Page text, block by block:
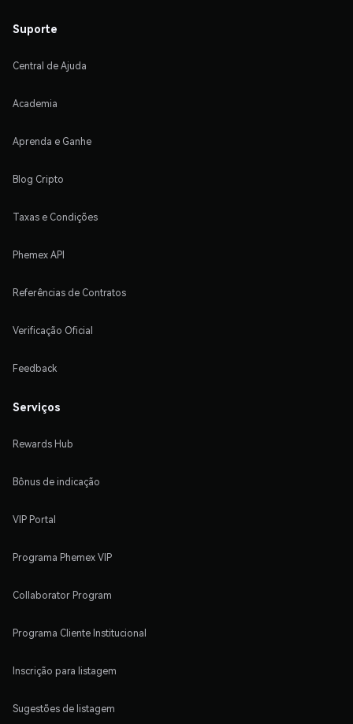
Suporte
Central de Ajuda
Academia
Aprenda e Ganhe
Blog Cripto
Taxas e Condições
Phemex API
Referências de Contratos
Verificação Oficial
Feedback
Serviços
Rewards Hub
Bônus de indicação
VIP Portal
Programa Phemex VIP
Collaborator Program
Programa Cliente Institucional
Inscrição para listagem
Sugestões de listagem